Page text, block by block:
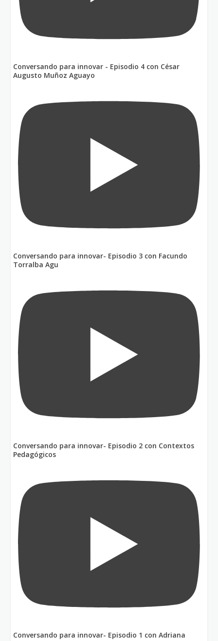
Conversando para innovar - Episodio 4 con César
Augusto Muñoz Aguayo
Conversando para innovar- Episodio 3 con Facundo
Torralba Agu
Conversando para innovar- Episodio 2 con Contextos
Pedagógicos
Conversando para innovar- Episodio 1 con Adriana